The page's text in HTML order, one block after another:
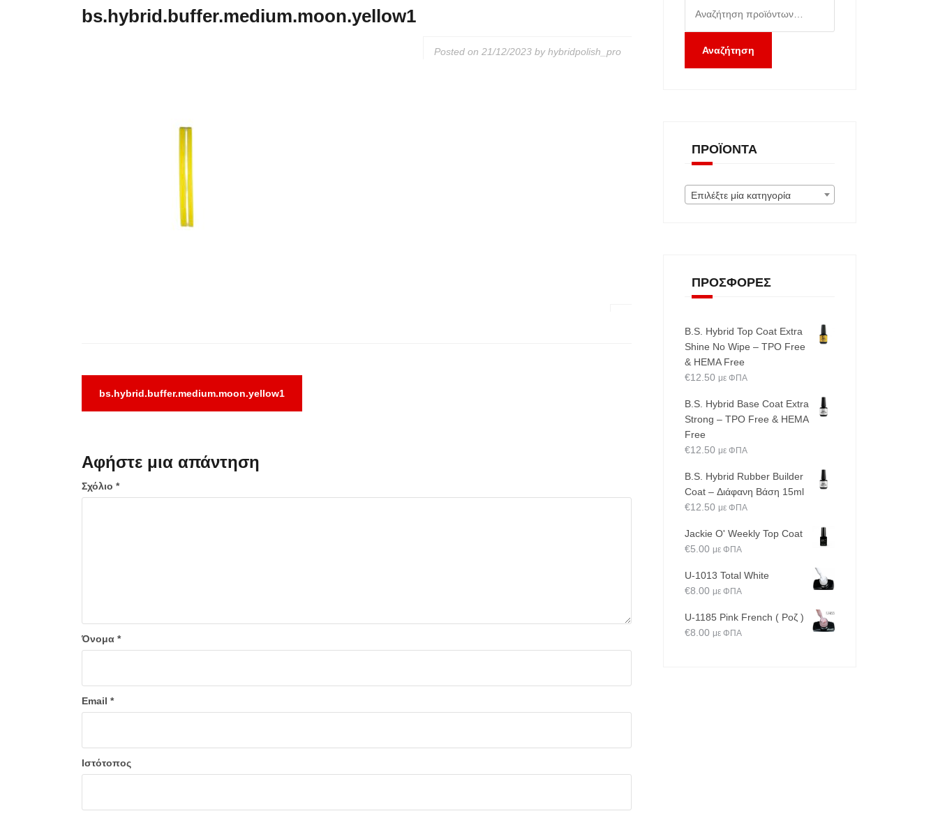
bs.hybrid.buffer.medium.moon.yellow1
Posted on 21/12/2023byhybridpolish_pro
Πλοήγηση
άρθρων
bs.hybrid.buffer.medium.moon.yellow1
Αφήστε μια απάντηση
Σχόλιο *
Όνομα *
Email *
Ιστότοπος
για:
Αναζήτηση
ΠΡΟΪΌΝΤΑ
Επιλέξτε μία κατηγορία
ΠΡΟΣΦΟΡΈΣ
B.S. Hybrid Top Coat Extra
Shine No Wipe – TPO Free
& HEMA Free
€12.50 με ΦΠΑ
B.S. Hybrid Base Coat Extra
Strong – TPO Free & HEMA
Free
€12.50 με ΦΠΑ
B.S. Hybrid Rubber Builder
Coat – Διάφανη Βάση 15ml
€12.50 με ΦΠΑ
Jackie O' Weekly Top Coat
€5.00 με ΦΠΑ
U-1013 Total White
€8.00 με ΦΠΑ
U-1185 Pink French ( Ροζ )
€8.00 με ΦΠΑ